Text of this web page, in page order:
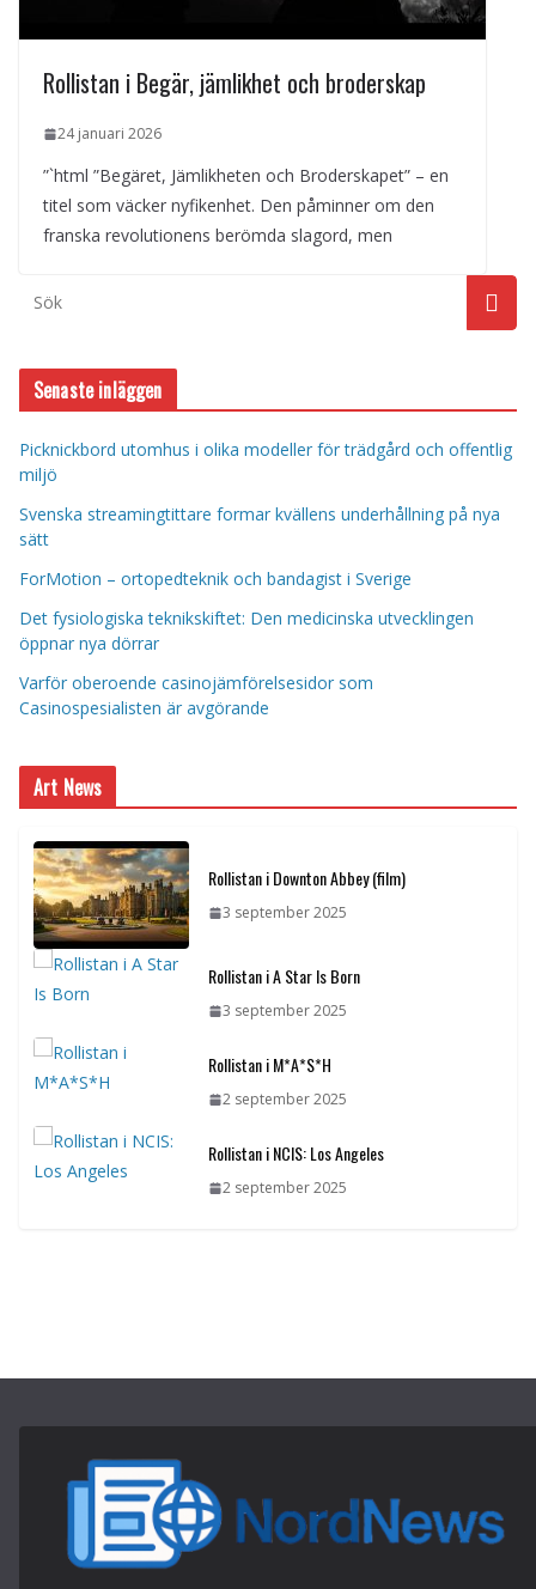
Rollistan i Begär, jämlikhet och broderskap
24 januari 2026
”`html ”Begäret, Jämlikheten och Broderskapet” – en
titel som väcker nyfikenhet. Den påminner om den
franska revolutionens berömda slagord, men
Senaste inläggen
Picknickbord utomhus i olika modeller för trädgård och offentlig
miljö
Svenska streamingtittare formar kvällens underhållning på nya
sätt
ForMotion – ortopedteknik och bandagist i Sverige
Det fysiologiska teknikskiftet: Den medicinska utvecklingen
öppnar nya dörrar
Varför oberoende casinojämförelsesidor som
Casinospesialisten är avgörande
Art News
Rollistan i Downton Abbey (film)
3 september 2025
Rollistan i A Star Is Born
3 september 2025
Rollistan i M*A*S*H
2 september 2025
Rollistan i NCIS: Los Angeles
2 september 2025